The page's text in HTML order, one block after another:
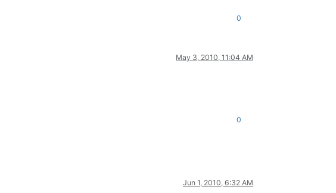
0
May 3, 2010, 11:04 AM
0
Jun 1, 2010, 6:32 AM